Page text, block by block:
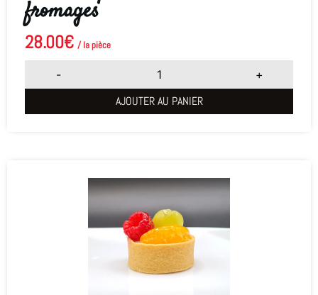
fromages
28.00€ / la pièce
- +
AJOUTER AU PANIER